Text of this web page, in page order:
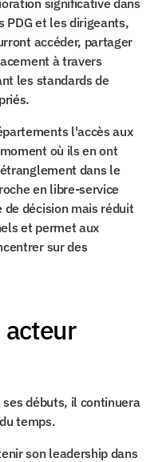
significative dans
PDG et les dirigeants,
accéder, partager
à travers
les standards de
l'accès aux
où ils en ont
dans le
en libre-service
décision mais réduit
et permet aux
sur des
ses débuts, il continuera
temps.
son leadership dans